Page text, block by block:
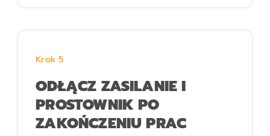
Krok 5
ODŁĄCZ ZASILANIE I
PROSTOWNIK PO
ZAKOŃCZENIU PRAC